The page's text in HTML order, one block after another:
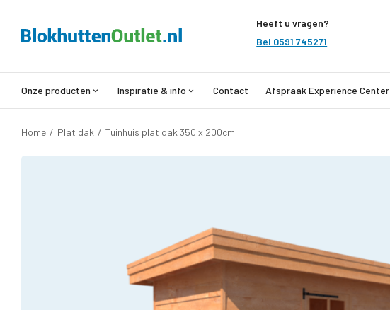
Heeft u vragen?
Bel 0591 745271
Onze producten Inspiratie & info Contact Afspraak Experience Center
Home / Plat dak / Tuinhuis plat dak 350 x 200cm